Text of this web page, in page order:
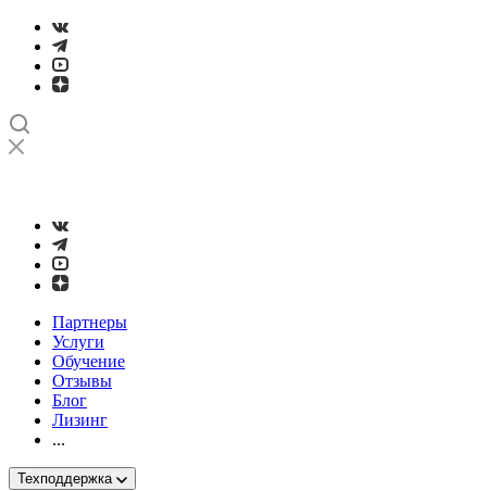
Партнеры
Услуги
Обучение
Отзывы
Блог
Лизинг
...
Техподдержка